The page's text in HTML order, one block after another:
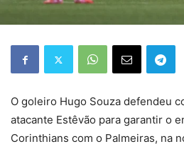
O goleiro Hugo Souza defendeu
atacante Estêvão para garantir o
Corinthians com o Palmeiras, na